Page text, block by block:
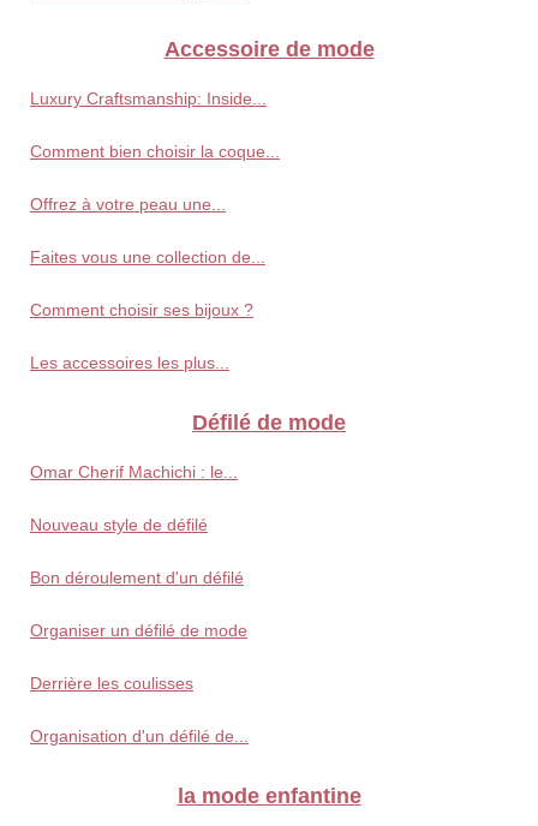
Accessoire de mode
Luxury Craftsmanship: Inside...
Comment bien choisir la coque...
Offrez à votre peau une...
Faites vous une collection de...
Comment choisir ses bijoux ?
Les accessoires les plus...
Défilé de mode
Omar Cherif Machichi : le...
Nouveau style de défilé
Bon déroulement d'un défilé
Organiser un défilé de mode
Derrière les coulisses
Organisation d'un défilé de...
la mode enfantine